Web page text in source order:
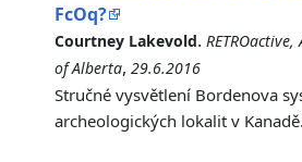
FcOq?
Courtney Lakevold.
of Alberta, 29.6.2016
Stručné vysvětlení Bordenova
archeologických lokalit v Kanadě.